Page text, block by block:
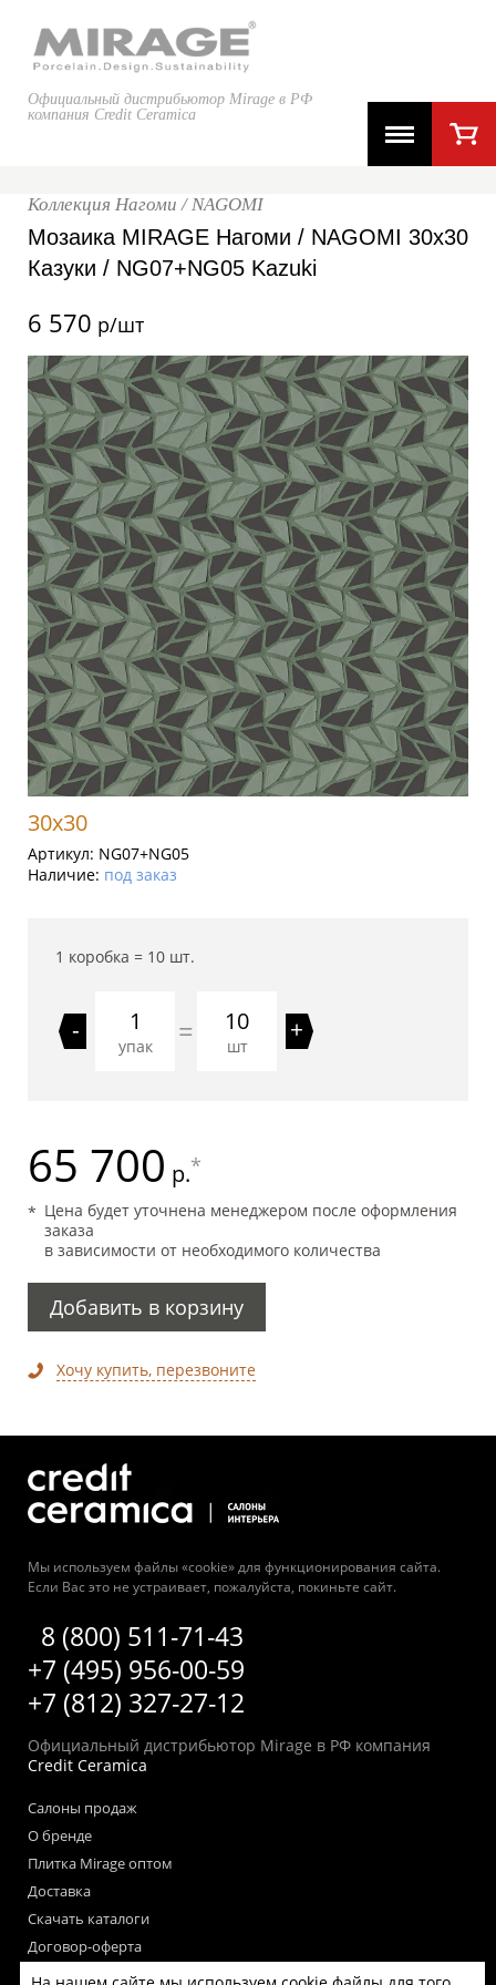
Официальный дистрибьютор Mirage в РФ
компания Credit Ceramica
Коллекция Нагоми / NAGOMI
Мозаика MIRAGE Нагоми / NAGOMI 30x30
Казуки / NG07+NG05 Kazuki
6 570 р/шт
30x30
Артикул: NG07+NG05
Наличие: под заказ
1 коробка = 10 шт.
-
упак = 10
шт
+
65 700 р.*
Цена будет уточнена менеджером после оформления
заказа
в зависимости от необходимого количества
Добавить в корзину
Хочу купить, перезвоните
Мы используем файлы «cookie» для функционирования сайта.
Если Вас это не устраивает, пожалуйста, покиньте сайт.
8 (800) 511-71-43
+7 (495) 956-00-59
+7 (812) 327-27-12
Официальный дистрибьютор Mirage в РФ компания
Credit Ceramica
Салоны продаж
О бренде
Плитка Mirage оптом
Доставка
Скачать каталоги
Договор-оферта
Пользовательское соглашение